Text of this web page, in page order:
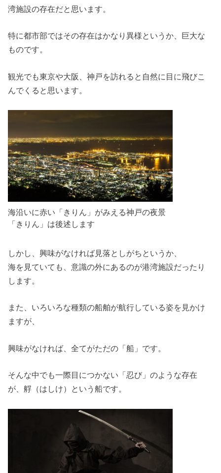
湾施設の存在だと思います。
特に都市部ではその存在はかなり異様というか、巨大な
ものです。
観光でも東京や大阪、神戸を訪れると自然に目に飛びこ
んでくると思います。
海沿いに赤い「きりん」がみえる神戸の夜景
「きりん」は後述します
しかし、興味がなければ見落としがちというか、
海を見ていても、意識の外にあるのが港湾施設だったり
します。
また、いろいろな種類の船舶が航行している姿を見かけ
ますが、
興味がなければ、全てがただの「船」です。
そんな中でも一際目につかない「忍び」のような存在
が、艀（はしけ）という船です。